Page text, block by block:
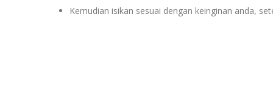
Kemudian isikan sesuai dengan keinginan anda,